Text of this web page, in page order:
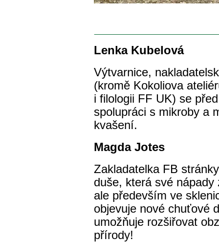
Lenka Kubelová
Výtvarnice,
(kromě Kokoliova
i filologii FF UK) se
spolupráci s mikroby a
kvašení.
Magda Jotes
Zakladatelka FB
duše, která své
ale především ve
objevuje nové chuťové
umožňuje rozšiřovat
přírody!